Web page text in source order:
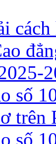
số
trên
số